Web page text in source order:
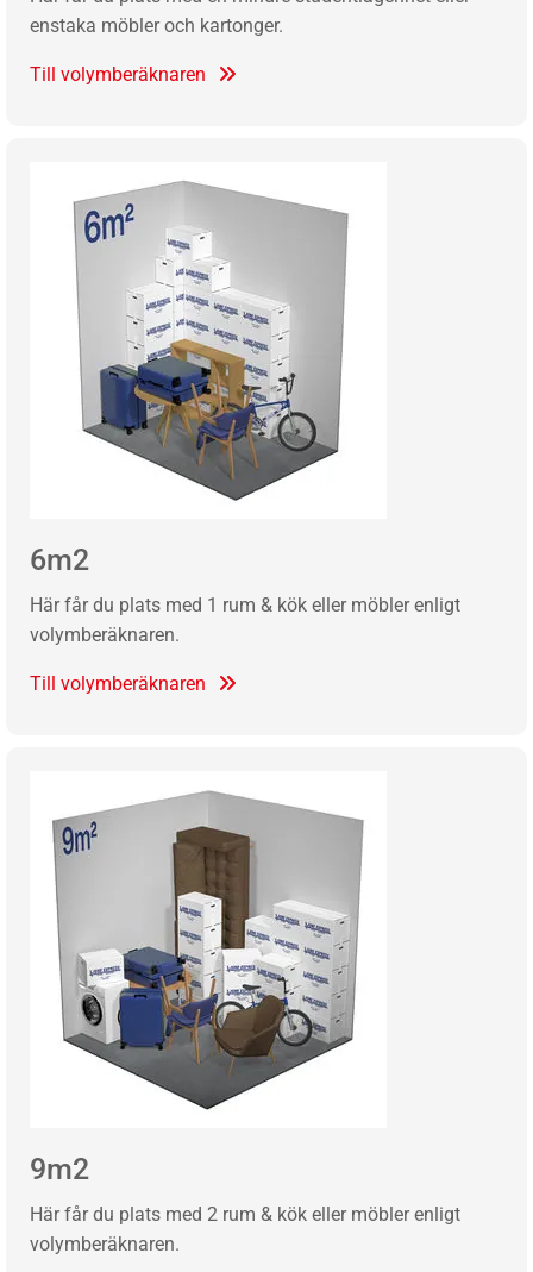
enstaka möbler och kartonger.
Till volymberäknaren
6m2
Här får du plats med 1 rum & kök eller möbler enligt
volymberäknaren.
Till volymberäknaren
9m2
Här får du plats med 2 rum & kök eller möbler enligt
volymberäknaren.